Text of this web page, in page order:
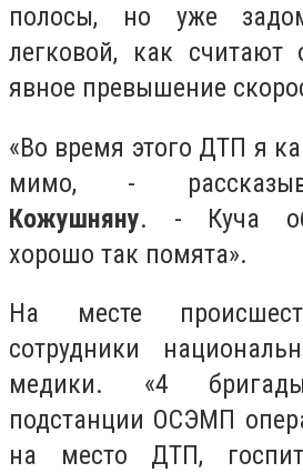
полосы, но уже
легковой, как считают
явное превышение
«Во время этого ДТП я
мимо, -
Кожушняну. - Куча
хорошо так помята».
На месте
сотрудники
медики. «4
подстанции ОСЭМП
на место ДТП,